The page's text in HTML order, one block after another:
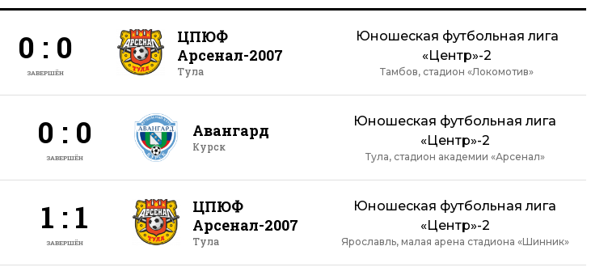
0 : 0
ЗАВЕРШЁН
ЦПЮФ
Арсенал-2007
Тула
Юношеская футбольная лига
«Центр»-2
Тамбов, стадион «Локомотив»
0 : 0
ЗАВЕРШЁН
Авангард
Курск
Юношеская футбольная лига
«Центр»-2
Тула, стадион академии «Арсенал»
1 : 1
ЗАВЕРШЁН
ЦПЮФ
Арсенал-2007
Тула
Юношеская футбольная лига
«Центр»-2
Ярославль, малая арена стадиона «Шинник»